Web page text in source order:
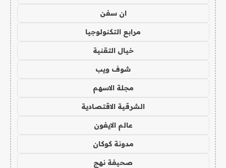
ان سفن
مرابع التكنولوجيا
خيال التقنية
شوف ويب
مجلة الاسهم
الشرقية الاقتصادية
عالم الايفون
مدونة كوكان
صحيفة نهج